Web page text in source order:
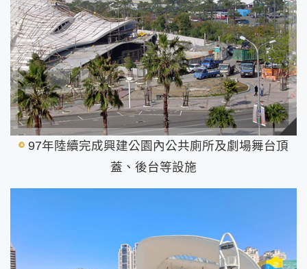
97年陸續完成興建公園內公共廁所及劇場舞台頂
蓋、後台等設施